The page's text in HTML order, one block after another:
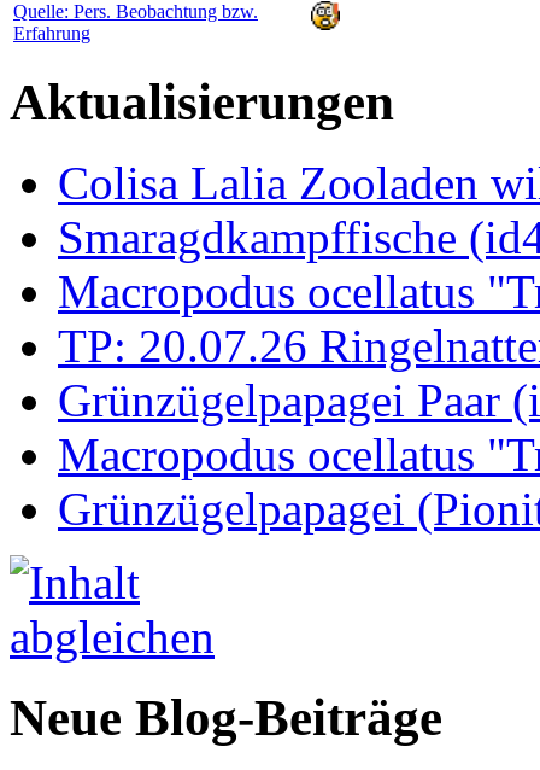
Quelle: Pers. Beobachtung bzw.
Erfahrung
Aktualisierungen
Colisa Lalia Zooladen
Smaragdkampffische
Macropodus ocellatus
TP: 20.07.26
Grünzügelpapagei Paar
Macropodus ocellatus
Grünzügelpapagei
Neue Blog-Beiträge